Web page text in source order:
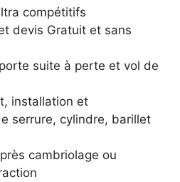
compétitifs
devis Gratuit et sans
suite à perte et vol de
installation et
serrure, cylindre, barillet
cambriolage ou